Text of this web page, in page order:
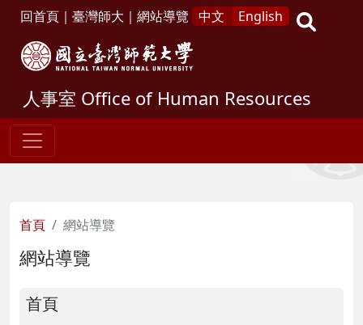
回首頁 ｜ 臺灣師大 ｜ 網站導覽 中文 English
人事室 Office of Human Resources
首頁 網站導覽
網站導覽
首頁